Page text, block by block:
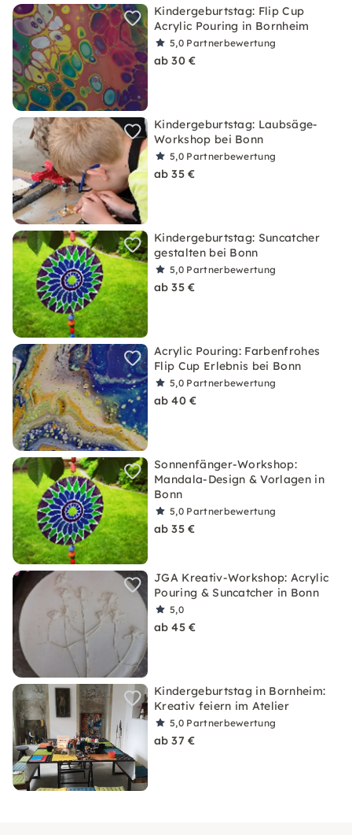
Kindergeburtstag: Flip Cup
Acrylic Pouring in Bornheim
5,0 Partnerbewertung
ab 30 €
Kindergeburtstag: Laubsäge-
Workshop bei Bonn
5,0 Partnerbewertung
ab 35 €
Kindergeburtstag: Suncatcher
gestalten bei Bonn
5,0 Partnerbewertung
ab 35 €
Acrylic Pouring: Farbenfrohes
Flip Cup Erlebnis bei Bonn
5,0 Partnerbewertung
ab 40 €
Sonnenfänger-Workshop:
Mandala-Design & Vorlagen in
Bonn
5,0 Partnerbewertung
ab 35 €
JGA Kreativ-Workshop: Acrylic
Pouring & Suncatcher in Bonn
5,0
ab 45 €
Kindergeburtstag in Bornheim:
Kreativ feiern im Atelier
5,0 Partnerbewertung
ab 37 €